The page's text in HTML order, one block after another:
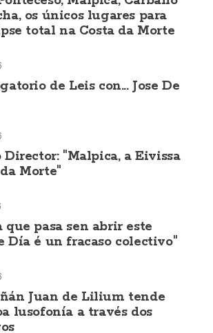
os únicos lugares para
total na Costa da Morte
de Leis con... Jose De
Director: "Malpica, a Eivissa
Morte"
que pasa sen abrir este
Día é un fracaso colectivo"
Juan de Lilium tende
lusofonía a través dos